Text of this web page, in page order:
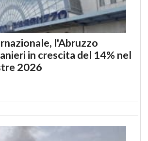
l'Abruzzo
in crescita del 14% nel
2026